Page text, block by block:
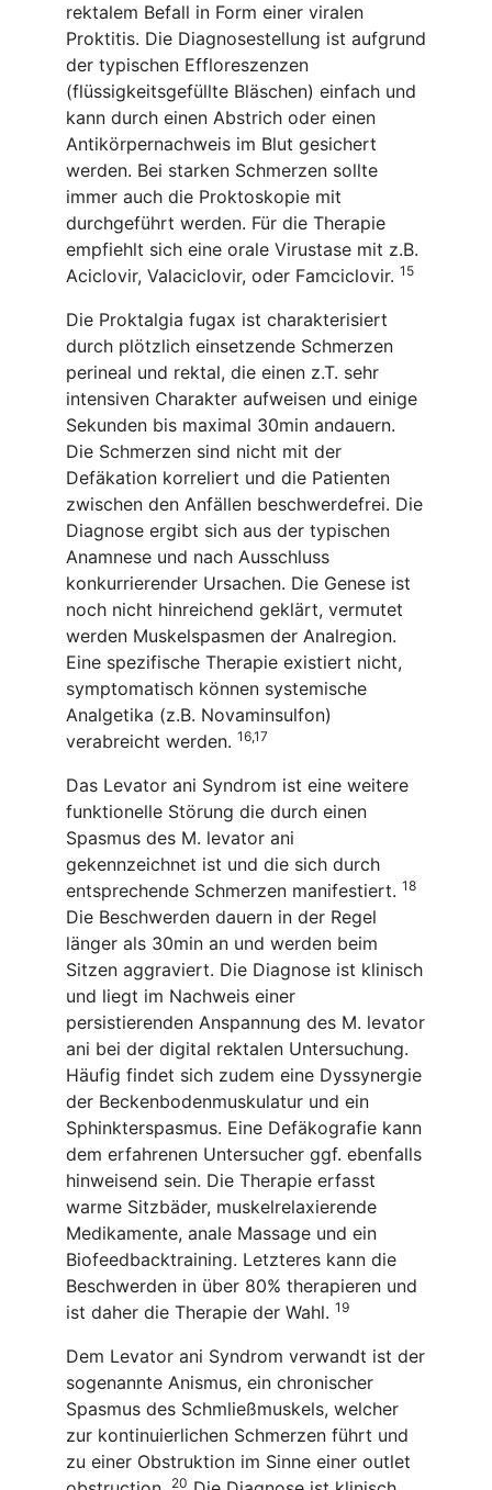
rektalem Befall in Form einer viralen
Proktitis. Die Diagnosestellung ist aufgrund
der typischen Effloreszenzen
(flüssigkeitsgefüllte Bläschen) einfach und
kann durch einen Abstrich oder einen
Antikörpernachweis im Blut gesichert
werden. Bei starken Schmerzen sollte
immer auch die Proktoskopie mit
durchgeführt werden. Für die Therapie
empfiehlt sich eine orale Virustase mit z.B.
Aciclovir, Valaciclovir, oder Famciclovir. 15
Die Proktalgia fugax ist charakterisiert
durch plötzlich einsetzende Schmerzen
perineal und rektal, die einen z.T. sehr
intensiven Charakter aufweisen und einige
Sekunden bis maximal 30min andauern.
Die Schmerzen sind nicht mit der
Defäkation korreliert und die Patienten
zwischen den Anfällen beschwerdefrei. Die
Diagnose ergibt sich aus der typischen
Anamnese und nach Ausschluss
konkurrierender Ursachen. Die Genese ist
noch nicht hinreichend geklärt, vermutet
werden Muskelspasmen der Analregion.
Eine spezifische Therapie existiert nicht,
symptomatisch können systemische
Analgetika (z.B. Novaminsulfon)
verabreicht werden. 16,17
Das Levator ani Syndrom ist eine weitere
funktionelle Störung die durch einen
Spasmus des M. levator ani
gekennzeichnet ist und die sich durch
entsprechende Schmerzen manifestiert. 18
Die Beschwerden dauern in der Regel
länger als 30min an und werden beim
Sitzen aggraviert. Die Diagnose ist klinisch
und liegt im Nachweis einer
persistierenden Anspannung des M. levator
ani bei der digital rektalen Untersuchung.
Häufig findet sich zudem eine Dyssynergie
der Beckenbodenmuskulatur und ein
Sphinkterspasmus. Eine Defäkografie kann
dem erfahrenen Untersucher ggf. ebenfalls
hinweisend sein. Die Therapie erfasst
warme Sitzbäder, muskelrelaxierende
Medikamente, anale Massage und ein
Biofeedbacktraining. Letzteres kann die
Beschwerden in über 80% therapieren und
ist daher die Therapie der Wahl. 19
Dem Levator ani Syndrom verwandt ist der
sogenannte Anismus, ein chronischer
Spasmus des Schmließmuskels, welcher
zur kontinuierlichen Schmerzen führt und
zu einer Obstruktion im Sinne einer outlet
20